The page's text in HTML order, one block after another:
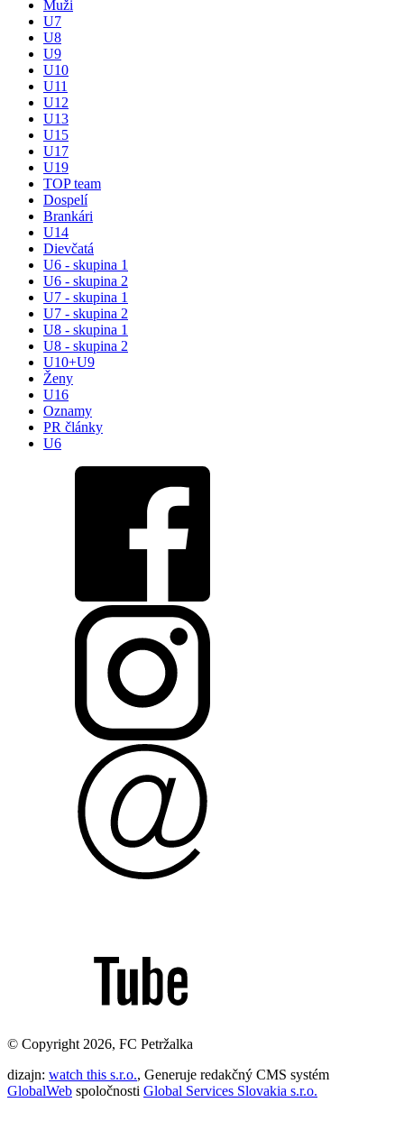
Muži
U7
U8
U9
U10
U11
U12
U13
U15
U17
U19
TOP team
Dospelí
Brankári
U14
Dievčatá
U6 - skupina 1
U6 - skupina 2
U7 - skupina 1
U7 - skupina 2
U8 - skupina 1
U8 - skupina 2
U10+U9
Ženy
U16
Oznamy
PR články
U6
© Copyright 2026, FC Petržalka
dizajn: watch this s.r.o., Generuje redakčný CMS systém
GlobalWeb spoločnosti Global Services Slovakia s.r.o.